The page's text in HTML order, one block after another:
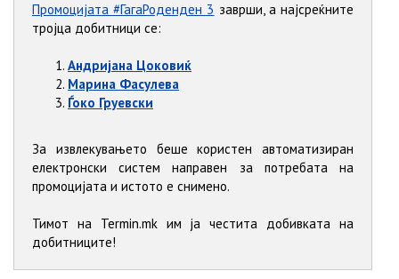
Промоцијата #ГагаРоденден 3 заврши, а најсреќните
тројца добитници се:
Андријана Цоковиќ
Марина Фасулева
Ѓоко Груевски
За извлекувањето беше користен автоматизиран
електронски систем направен за потребата на
промоцијата и истото е снимено.
Тимот на Termin.mk им ја честита добивката на
добитниците!